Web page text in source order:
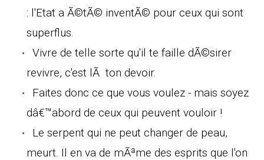
: l'Etat a Ã©tÃ© inventÃ© pour ceux qui sont
superflus.
Vivre de telle sorte qu'il te faille dÃ©sirer
revivre, c'est lÃ ton devoir.
Faites donc ce que vous voulez - mais soyez
dâ€™abord de ceux qui peuvent vouloir !
Le serpent qui ne peut changer de peau,
meurt. Il en va de mÃªme des esprits que l'on